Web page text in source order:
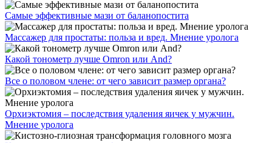
Самые эффективные мази от баланопостита
Массажер для простаты: польза и вред. Мнение уролога
Какой тонометр лучше Omron или And?
Все о половом члене: от чего зависит размер органа?
Орхиэктомия – последствия удаления яичек у мужчин.
Мнение уролога